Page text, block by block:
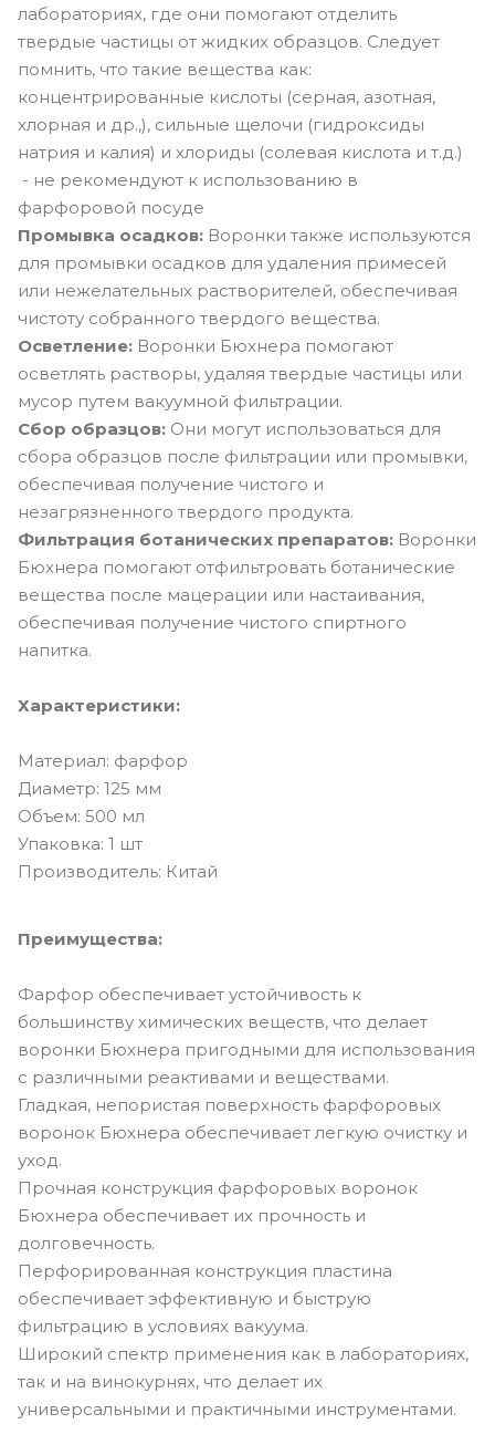
лабораториях, где они помогают отделить
твердые частицы от жидких образцов. Следует
помнить, что такие вещества как:
концентрированные кислоты (серная, азотная,
хлорная и др.,), сильные щелочи (гидроксиды
натрия и калия) и хлориды (солевая кислота и т.д.)
- не рекомендуют к использованию в
фарфоровой посуде
Промывка осадков: Воронки также используются
для промывки осадков для удаления примесей
или нежелательных растворителей, обеспечивая
чистоту собранного твердого вещества.
Осветление: Воронки Бюхнера помогают
осветлять растворы, удаляя твердые частицы или
мусор путем вакуумной фильтрации.
Сбор образцов: Они могут использоваться для
сбора образцов после фильтрации или промывки,
обеспечивая получение чистого и
незагрязненного твердого продукта.
Фильтрация ботанических препаратов: Воронки
Бюхнера помогают отфильтровать ботанические
вещества после мацерации или настаивания,
обеспечивая получение чистого спиртного
напитка.
Характеристики:
Материал: фарфор
Диаметр: 125 мм
Объем: 500 мл
Упаковка: 1 шт
Производитель: Китай
Преимущества:
Фарфор обеспечивает устойчивость к
большинству химических веществ, что делает
воронки Бюхнера пригодными для использования
с различными реактивами и веществами.
Гладкая, непористая поверхность фарфоровых
воронок Бюхнера обеспечивает легкую очистку и
уход.
Прочная конструкция фарфоровых воронок
Бюхнера обеспечивает их прочность и
долговечность.
Перфорированная конструкция пластина
обеспечивает эффективную и быструю
фильтрацию в условиях вакуума.
Широкий спектр применения как в лабораториях,
так и на винокурнях, что делает их
универсальными и практичными инструментами.